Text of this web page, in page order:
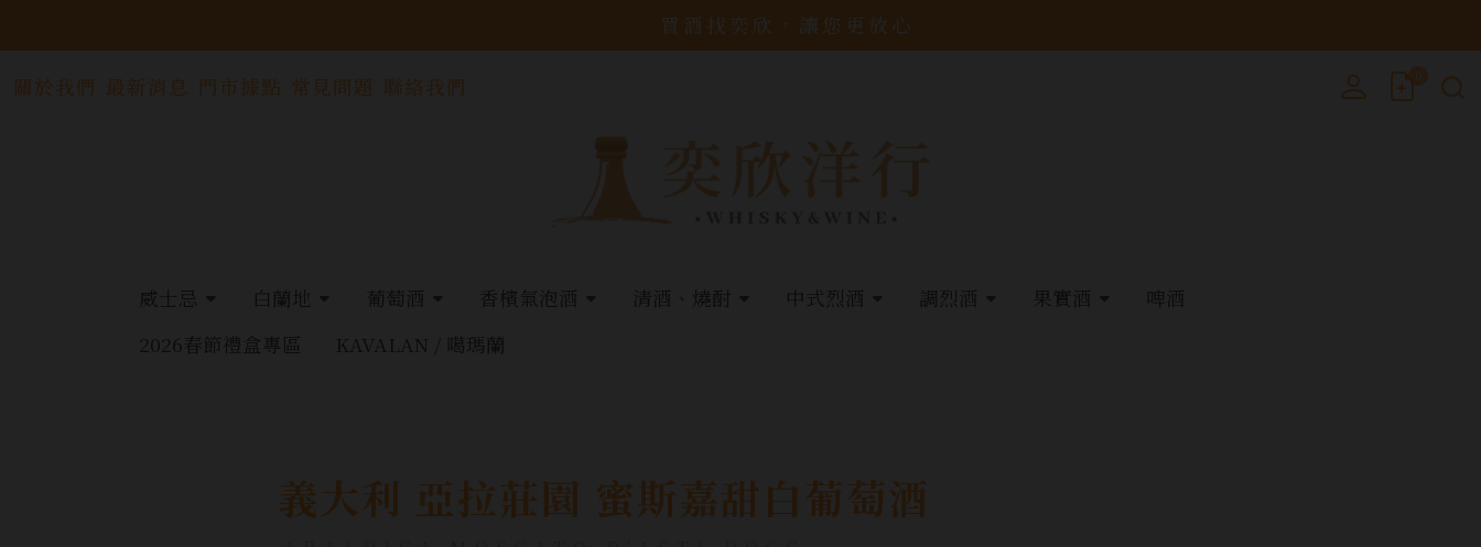
買酒找奕欣，讓您更放心
關於我們 最新消息 門市據點 常見問題 聯絡我們
威士忌 白蘭地 葡萄酒 香檳氣泡酒 清酒、燒酎 中式烈酒 調烈酒 果實酒
啤酒
2026春節禮盒專區
KAVALAN / 噶瑪蘭
義大利 亞拉莊園 蜜斯嘉甜白葡萄酒